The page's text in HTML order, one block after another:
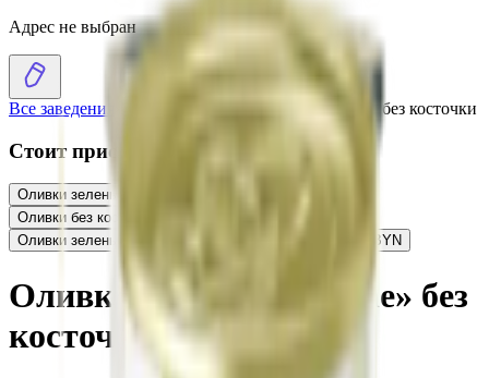
Адрес не выбран
Все заведения Оливки черные «Ecoline» без косточки
Стоит присмотреться
Оливки зеленые «Ecoline» с лососем
BYN
Оливки без косточки «Ecoline»
Оливки зеленые «SANTARRITA» паста из семги
BYN
Оливки черные «Ecoline» без
косточки